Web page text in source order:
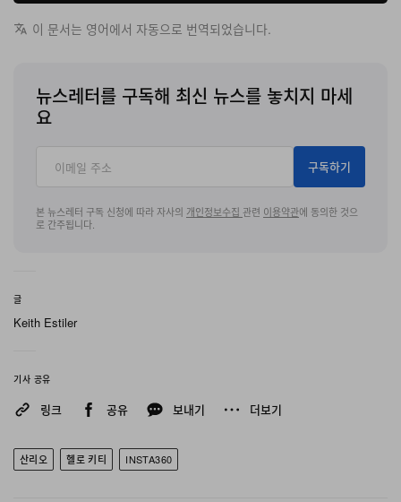
POV 촬영이 가능하며, PureVideo 모드는 저조도 환경에
이번 스페셜 에디션은 셔터 버튼 위의 시그니처 도트 리본
지 곳곳에 Hello Kitty 디테일을 더한 투톤 핑크 컬러웨이
로 출시된다. 구성품으로는 컬러를 맞춘 삼각대와 셀피 스
틱, 리본 장식 넥 스트랩, 크로스보디 캐리어 케이스가 함께
재한 Portrait Mode 2.0, 새롭게 추가된 11가지 필름 감성
필터, 앱 내 Hello Kitty 테마의 애니메이션과 워터마크 등
현재 569.99달러에 구매 가능하며, 구매 채널은
이 문서는 영어에서 자동으로 번역되었습니다.
뉴스레터를 구독해 최신 뉴스를 놓치지 마세
요
구독하기
본 뉴스레터 구독 신청에 따라 자사의 개인정보수집 관련 이용약관에 동의한 것으
로 간주됩니다.
글
Keith Estiler
기사 공유
링크 공유 보내기 더보기
산리오 헬로 키티 INSTA360